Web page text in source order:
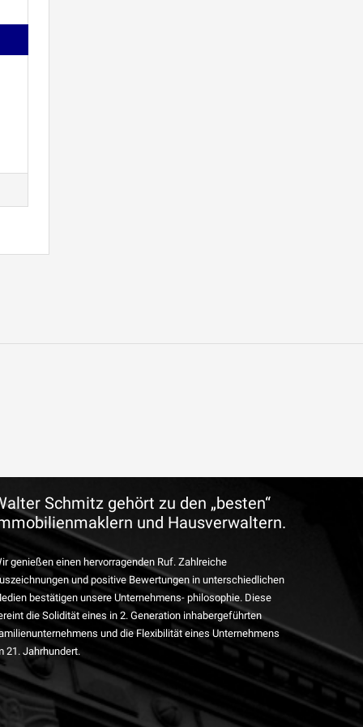
Schmitz gehört zu den „besten“
und Hausverwaltern.
genießen einen hervorragenden Ruf. Zahlreiche
und positive Bewertungen in unterschiedlichen
bestätigen unsere Unternehmens- philosophie. Diese
die Solidität eines in 2. Generation inhabergeführten
und die Flexibilität eines Unternehmens
21. Jahrhundert.